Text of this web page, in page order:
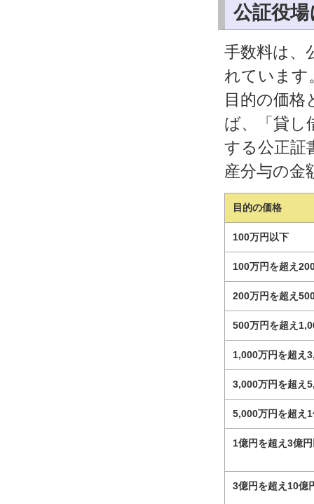
公証役
手数料は、
れています
目的の価格
ば、「貸し
する公正証
産分与の金
目的の価格
100万円以下
100万円を超え
200万円を超え
500万円を超え
1,000万円を超え
3,000万円を超え
5,000万円を超え
1億円を超え3億
3億円を超え10億